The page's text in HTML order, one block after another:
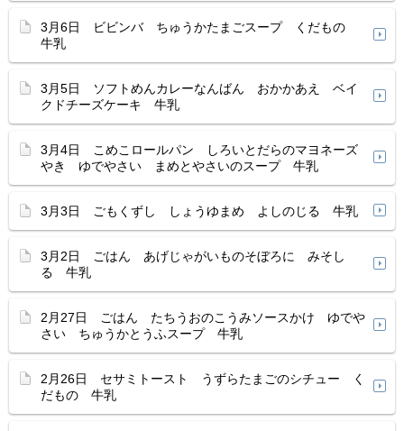
3月6日 ビビンバ ちゅうかたまごスープ くだもの
牛乳
3月5日 ソフトめんカレーなんばん おかかあえ ベイ
クドチーズケーキ 牛乳
3月4日 こめこロールパン しろいとだらのマヨネーズ
やき ゆでやさい まめとやさいのスープ 牛乳
3月3日 ごもくずし しょうゆまめ よしのじる 牛乳
3月2日 ごはん あげじゃがいものそぼろに みそし
る 牛乳
2月27日 ごはん たちうおのこうみソースかけ ゆでや
さい ちゅうかとうふスープ 牛乳
2月26日 セサミトースト うずらたまごのシチュー く
だもの 牛乳